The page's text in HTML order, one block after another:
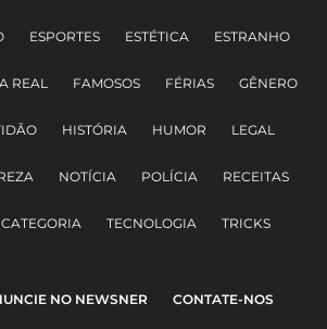
ESPORTES ESTÉTICA ESTRANHO
REAL FAMOSOS FÉRIAS GÊNERO
HISTÓRIA HUMOR LEGAL
NOTÍCIA POLÍCIA RECEITAS
TECNOLOGIA TRICKS
NO NEWSNER CONTATE-NOS